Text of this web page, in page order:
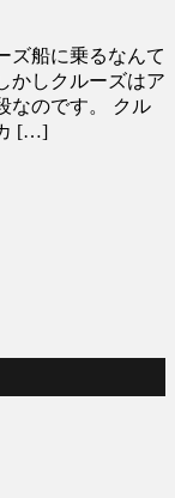
ズ船に乗るなんて
かしクルーズはア
なのです。 クル
[…]